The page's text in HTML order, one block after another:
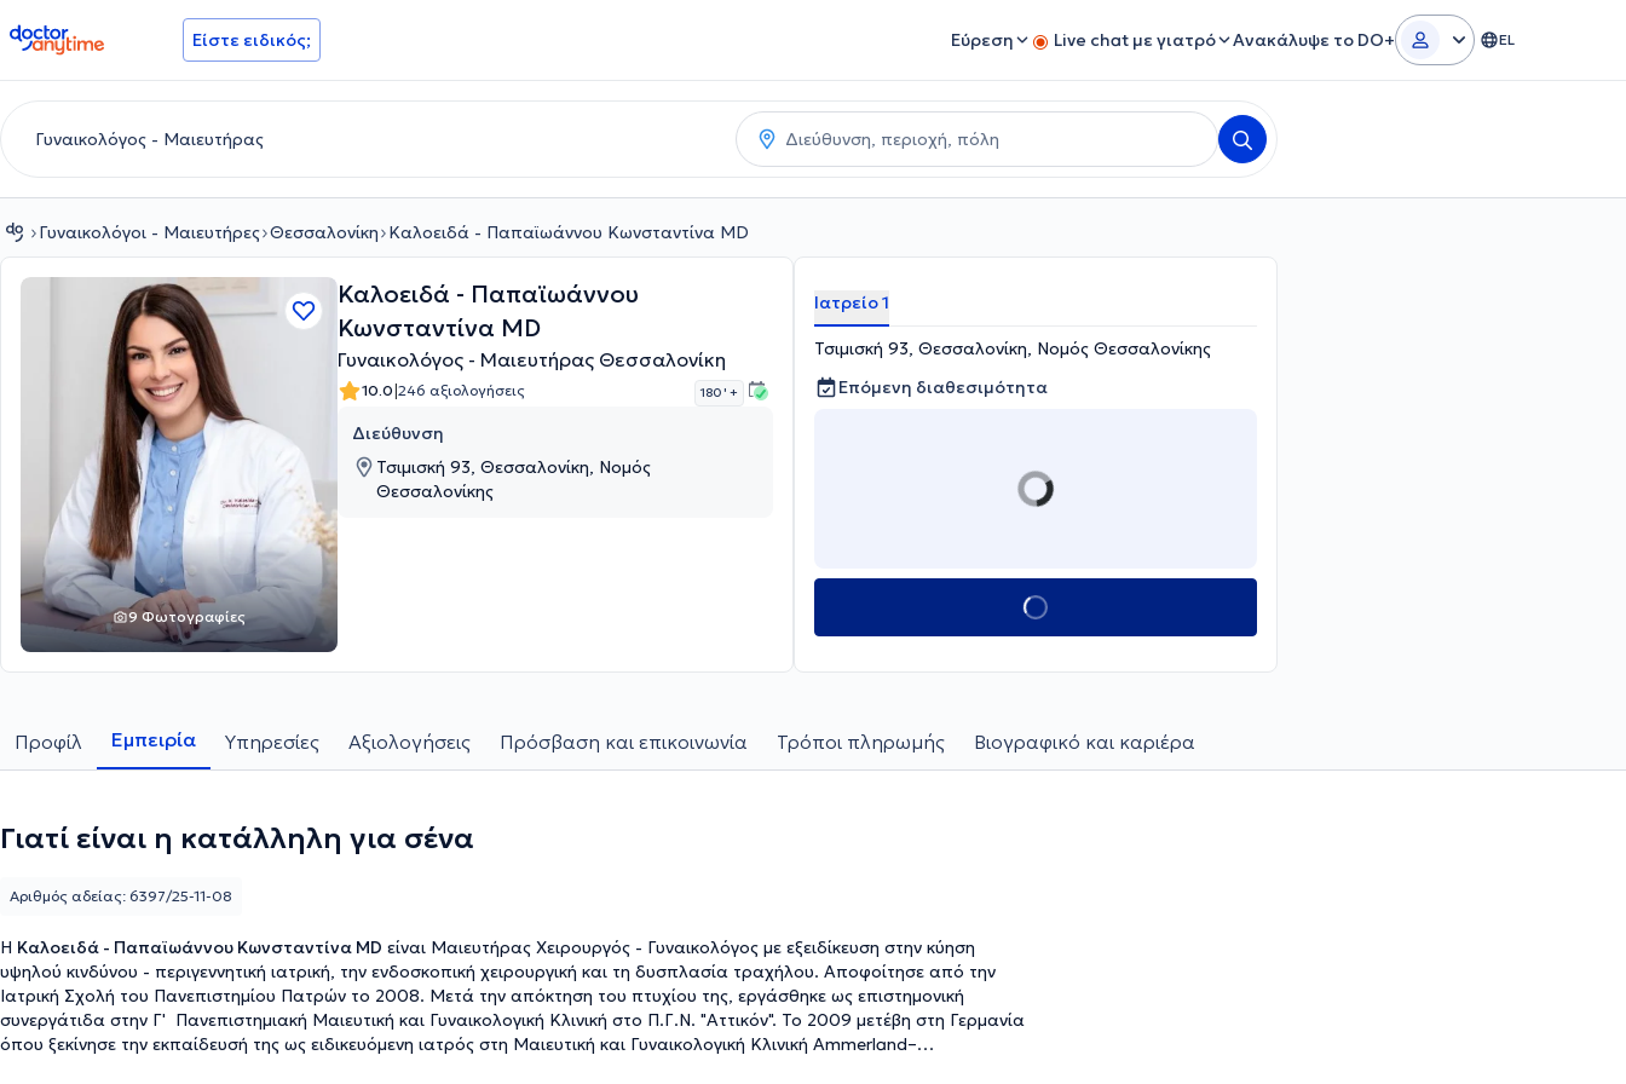
doctoranytime Είστε ειδικός; Εύρεση Live chat με γιατρό Ανακάλυψε το DO+ EL
Γυναικολόγοι - Μαιευτήρες Θεσσαλονίκη Καλοειδά - Παπαϊωάννου Κωνσταντίνα MD
9 Φωτογραφίες
Καλοειδά - Παπαϊωάννου
Κωνσταντίνα MD
Γυναικολόγος - Μαιευτήρας Θεσσαλονίκη
10.0|246 αξιολογήσεις 180 ' +
Διεύθυνση
Τσιμισκή 93, Θεσσαλονίκη, Νομός
Θεσσαλονίκης
Ιατρείο 1
Τσιμισκή 93, Θεσσαλονίκη, Νομός Θεσσαλονίκης
Επόμενη διαθεσιμότητα
Προφίλ Εμπειρία Υπηρεσίες Αξιολογήσεις Πρόσβαση και επικοινωνία Τρόποι πληρωμής Βιογραφικό και καριέρα
Γιατί είναι η κατάλληλη για σένα
Η Καλοειδά - Παπαϊωάννου Κωνσταντίνα MD είναι Μαιευτήρας Χειρουργός - Γυναικολόγος με εξειδίκευση στην κύηση
υψηλού κινδύνου - περιγεννητική ιατρική, την ενδοσκοπική χειρουργική και τη δυσπλασία τραχήλου. Αποφοίτησε από την
Ιατρική Σχολή του Πανεπιστημίου Πατρών το 2008. Μετά την απόκτηση του πτυχίου της, εργάσθηκε ως επιστημονική
συνεργάτιδα στην Γ' Πανεπιστημιακή Μαιευτική και Γυναικολογική Κλινική στο Π.Γ.Ν. "Αττικόν". Το 2009 μετέβη στη Γερμανία
όπου ξεκίνησε την εκπαίδευσή της ως ειδικευόμενη ιατρός στη Μαιευτική και Γυναικολογική Κλινική Ammerland–
Αριθμός αδείας: 6397/25-11-08